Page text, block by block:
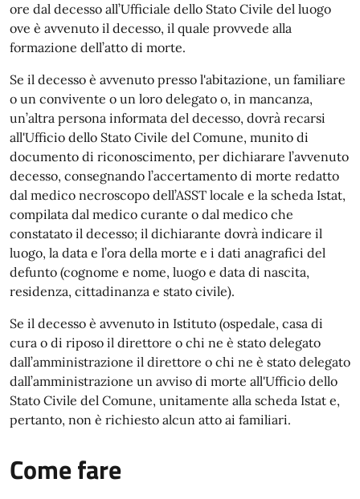
ore dal decesso all’Ufficiale dello Stato Civile del luogo
ove è avvenuto il decesso, il quale provvede alla
formazione dell’atto di morte.
Se il decesso è avvenuto presso l'abitazione, un familiare
o un convivente o un loro delegato o, in mancanza,
un’altra persona informata del decesso, dovrà recarsi
all'Ufficio dello Stato Civile del Comune, munito di
documento di riconoscimento, per dichiarare l’avvenuto
decesso, consegnando l’accertamento di morte redatto
dal medico necroscopo dell’ASST locale e la scheda Istat,
compilata dal medico curante o dal medico che
constatato il decesso; il dichiarante dovrà indicare il
luogo, la data e l’ora della morte e i dati anagrafici del
defunto (cognome e nome, luogo e data di nascita,
residenza, cittadinanza e stato civile).
Se il decesso è avvenuto in Istituto (ospedale, casa di
cura o di riposo il direttore o chi ne è stato delegato
dall’amministrazione il direttore o chi ne è stato delegato
dall’amministrazione un avviso di morte all'Ufficio dello
Stato Civile del Comune, unitamente alla scheda Istat e,
pertanto, non è richiesto alcun atto ai familiari.
Come fare